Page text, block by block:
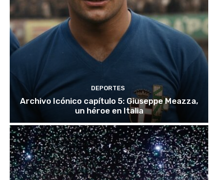
DEPORTES
Archivo Icónico capítulo 5: Giuseppe Meazza,
un héroe en Italia